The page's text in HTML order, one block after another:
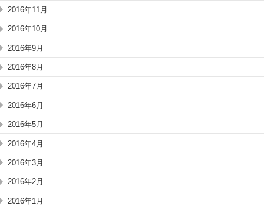
2016年11月
2016年10月
2016年9月
2016年8月
2016年7月
2016年6月
2016年5月
2016年4月
2016年3月
2016年2月
2016年1月